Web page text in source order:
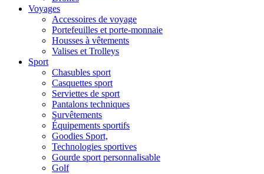
Voyages
Accessoires de voyage
Portefeuilles et porte-monnaie
Housses à vêtements
Valises et Trolleys
Sport
Chasubles sport
Casquettes sport
Serviettes de sport
Pantalons techniques
Survêtements
Équipements sportifs
Goodies Sport,
Technologies sportives
Gourde sport personnalisable
Golf